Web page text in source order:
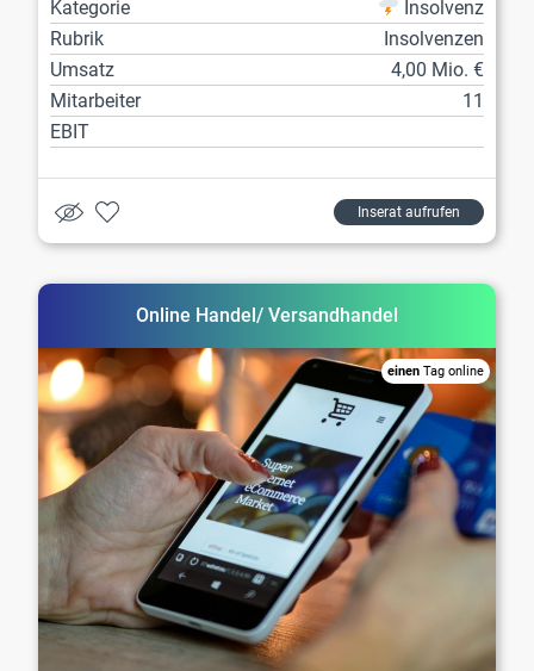
Kategorie
Insolvenz
Rubrik
Insolvenzen
Umsatz
4,00 Mio. €
Mitarbeiter
11
EBIT
Inserat aufrufen
Online Handel/ Versandhandel
einen Tag online